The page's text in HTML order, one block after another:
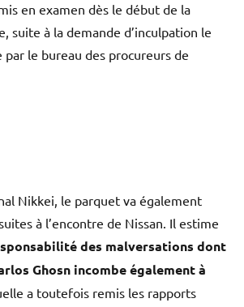
en examen dès le début de la
suite à la demande d’inculpation le
par le bureau des procureurs de
Nikkei, le parquet va également
à l’encontre de Nissan. Il estime
des malversations dont
Ghosn incombe également à
a toutefois remis les rapports